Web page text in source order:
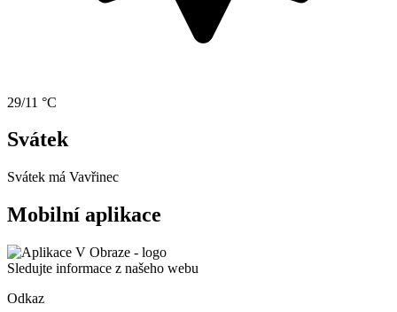
29/11 °C
Svátek
Svátek má Vavřinec
Mobilní aplikace
Sledujte informace z našeho webu
Odkaz